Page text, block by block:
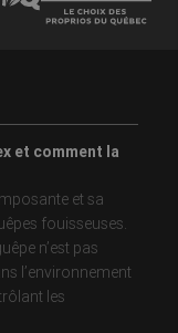
et comment la
et sa
fouisseuses.
n’est pas
l’environnement
les